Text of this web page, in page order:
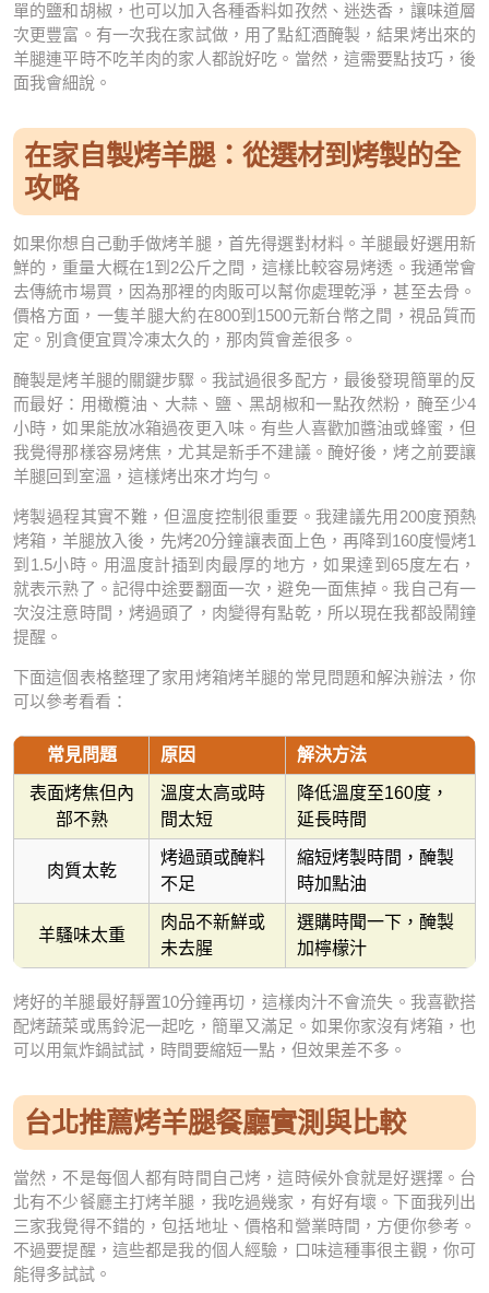
單的鹽和胡椒，也可以加入各種香料如孜然、迷迭香，讓味道層
次更豐富。有一次我在家試做，用了點紅酒醃製，結果烤出來的
羊腿連平時不吃羊肉的家人都說好吃。當然，這需要點技巧，後
面我會細說。
在家自製烤羊腿：從選材到烤製的全
攻略
如果你想自己動手做烤羊腿，首先得選對材料。羊腿最好選用新
鮮的，重量大概在1到2公斤之間，這樣比較容易烤透。我通常會
去傳統市場買，因為那裡的肉販可以幫你處理乾淨，甚至去骨。
價格方面，一隻羊腿大約在800到1500元新台幣之間，視品質而
定。別貪便宜買冷凍太久的，那肉質會差很多。
醃製是烤羊腿的關鍵步驟。我試過很多配方，最後發現簡單的反
而最好：用橄欖油、大蒜、鹽、黑胡椒和一點孜然粉，醃至少4
小時，如果能放冰箱過夜更入味。有些人喜歡加醬油或蜂蜜，但
我覺得那樣容易烤焦，尤其是新手不建議。醃好後，烤之前要讓
羊腿回到室溫，這樣烤出來才均勻。
烤製過程其實不難，但溫度控制很重要。我建議先用200度預熱
烤箱，羊腿放入後，先烤20分鐘讓表面上色，再降到160度慢烤1
到1.5小時。用溫度計插到肉最厚的地方，如果達到65度左右，
就表示熟了。記得中途要翻面一次，避免一面焦掉。我自己有一
次沒注意時間，烤過頭了，肉變得有點乾，所以現在我都設鬧鐘
提醒。
下面這個表格整理了家用烤箱烤羊腿的常見問題和解決辦法，你
可以參考看看：
常見問題 原因 解決方法
表面烤焦但內
部不熟
溫度太高或時
間太短
降低溫度至160度，
延長時間
肉質太乾
烤過頭或醃料
不足
縮短烤製時間，醃製
時加點油
羊騷味太重
肉品不新鮮或
未去腥
選購時聞一下，醃製
加檸檬汁
烤好的羊腿最好靜置10分鐘再切，這樣肉汁不會流失。我喜歡搭
配烤蔬菜或馬鈴泥一起吃，簡單又滿足。如果你家沒有烤箱，也
可以用氣炸鍋試試，時間要縮短一點，但效果差不多。
台北推薦烤羊腿餐廳實測與比較
當然，不是每個人都有時間自己烤，這時候外食就是好選擇。台
北有不少餐廳主打烤羊腿，我吃過幾家，有好有壞。下面我列出
三家我覺得不錯的，包括地址、價格和營業時間，方便你參考。
不過要提醒，這些都是我的個人經驗，口味這種事很主觀，你可
能得多試試。